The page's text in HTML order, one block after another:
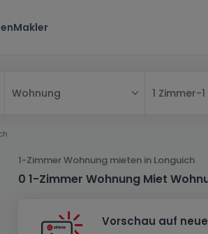
Makler
Wohnung
Haus
Reihenhaus
Wohnung
Schlafzimmer
Wohnanlage
Haus bauen
1 Zimmer-
1-Zimmer Wohnung mieten in Longuich
0 1-Zimmer Wohnung Miet
Vorschau auf